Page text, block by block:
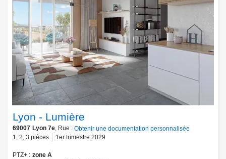
Lyon - Lumière
69007 Lyon 7e, Rue : Obtenir une documentation personnalisée
1, 2, 3 pièces 1er trimestre 2029
PTZ+
zone A